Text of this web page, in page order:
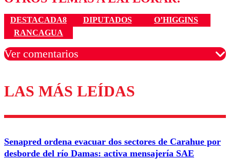
DESTACADA8 DIPUTADOS
O’HIGGINS
RANCAGUA
Ver comentarios
Los comentarios son moderados para garantizar un
diálogo respetuoso.
Correo
LAS MÁS LEÍDAS
Senapred ordena evacuar dos sectores de Carahue por
desborde del río Damas: activa mensajería SAE